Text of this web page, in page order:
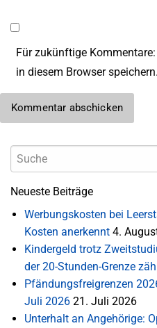
Für zukünftige
in diesem Browser speichern.
Neueste Beiträge
Werbungskosten bei
Kosten anerkennt 4.
Kindergeld trotz
der 20-Stunden-Grenze
Pfändungsfreigrenzen
Juli 2026 21. Juli 2026
Unterhalt an Angehörige: